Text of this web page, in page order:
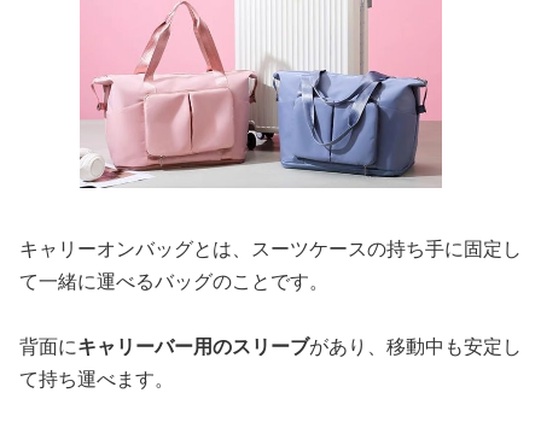
キャリーオンバッグとは、スーツケースの持ち手に固定し
て一緒に運べるバッグのことです。
背面にキャリーバー用のスリーブがあり、移動中も安定し
て持ち運べます。